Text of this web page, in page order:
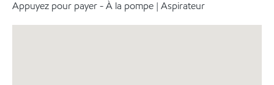
Appuyez pour payer - À la pompe | Aspirateur